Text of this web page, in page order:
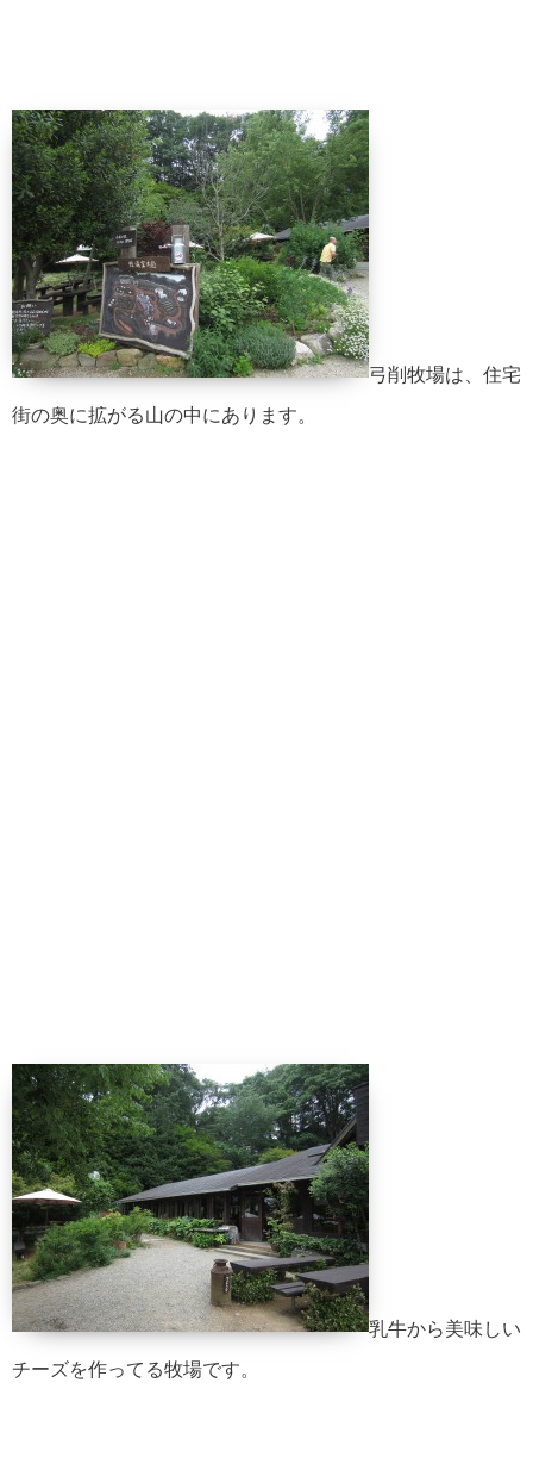
弓削牧場は、住宅
街の奥に拡がる山の中にあります。
乳牛から美味しい
チーズを作ってる牧場です。